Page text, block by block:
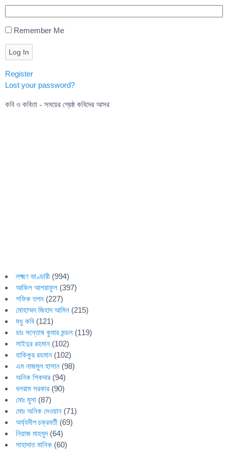
Remember Me
Log In
Register
Lost your password?
কবি ও কবিতা - সময়ের শ্রেষ্ঠ কবিদের আসর
লক্ষ্মণ ভাণ্ডারী (994)
আকিল আশরাফুল (397)
শফিক তপন (227)
মোহাম্মদ জিহাদ আমিন (215)
মধু কবি (121)
ডাঃ সন্তোষ কুমার মন্ডল (119)
সাইদুর রহমান (102)
হাকিকুর রহমান (102)
এম নাজমুল হাসান (98)
অনিক শিকদার (94)
বলরাম সরকার (90)
মোঃ মুসা (87)
মোঃ অনিক দেওয়ান (71)
অর্ঘ্যদীপ চক্রবর্তী (69)
নিয়াজ মাহমুদ(64)
সাহাদাত মানিক (60)